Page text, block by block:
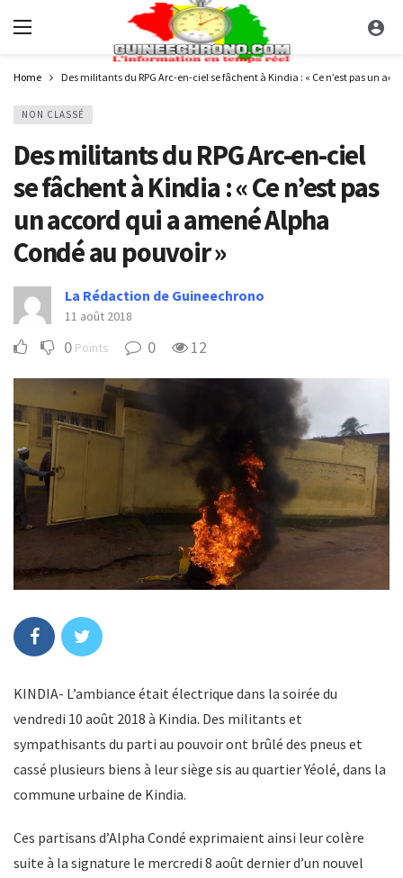
Home Des militants du RPG Arc-en-ciel se fâchent à Kindia : « Ce n’est pas un
NON CLASSÉ
Des militants du RPG Arc-en-ciel
se fâchent à Kindia : « Ce n’est pas
un accord qui a amené Alpha
Condé au pouvoir »
La Rédaction de Guineechrono
11 août 2018
0 Points 0 12
KINDIA- L’ambiance était électrique dans la soirée du
vendredi 10 août 2018 à Kindia. Des militants et
sympathisants du parti au pouvoir ont brûlé des pneus et
cassé plusieurs biens à leur siège sis au quartier Yéolé, dans la
commune urbaine de Kindia.
Ces partisans d’Alpha Condé exprimaient ainsi leur colère
suite à la signature le mercredi 8 août dernier d’un nouvel